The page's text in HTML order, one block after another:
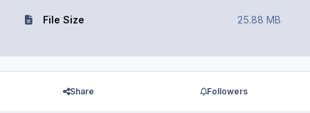
File Size 25.88 MB
Share Followers